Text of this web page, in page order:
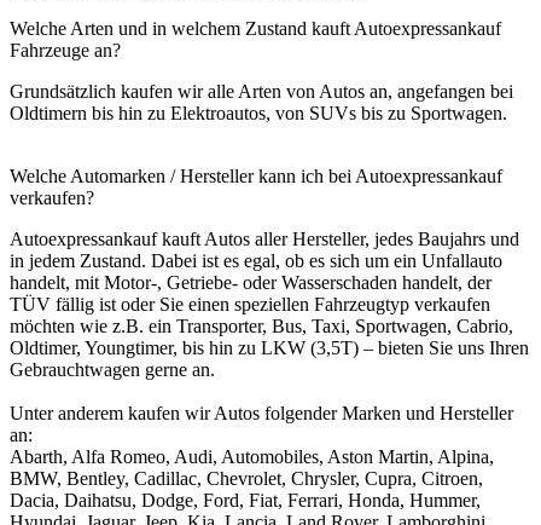
Welche Arten und in welchem Zustand kauft Autoexpressankauf
Fahrzeuge an?
Grundsätzlich kaufen wir alle Arten von Autos an, angefangen bei
Oldtimern bis hin zu Elektroautos, von SUVs bis zu Sportwagen.
Welche Automarken / Hersteller kann ich bei Autoexpressankauf
verkaufen?
Autoexpressankauf kauft Autos aller Hersteller, jedes Baujahrs und
in jedem Zustand. Dabei ist es egal, ob es sich um ein Unfallauto
handelt, mit Motor-, Getriebe- oder Wasserschaden handelt, der
TÜV fällig ist oder Sie einen speziellen Fahrzeugtyp verkaufen
möchten wie z.B. ein Transporter, Bus, Taxi, Sportwagen, Cabrio,
Oldtimer, Youngtimer, bis hin zu LKW (3,5T) – bieten Sie uns Ihren
Gebrauchtwagen gerne an.
Unter anderem kaufen wir Autos folgender Marken und Hersteller
an:
Abarth, Alfa Romeo, Audi, Automobiles, Aston Martin, Alpina,
BMW, Bentley, Cadillac, Chevrolet, Chrysler, Cupra, Citroen,
Dacia, Daihatsu, Dodge, Ford, Fiat, Ferrari, Honda, Hummer,